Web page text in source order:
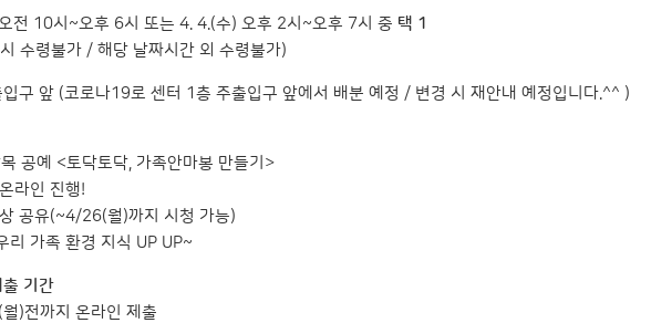
전 10시~오후 6시 또는 4. 4.(수) 오후 2시~오후 7시 중 택 1
불가 / 해당 날짜시간 외 수령불가)
구 앞 (코로나19로 센터 1층 주출입구 앞에서 배분 예정 / 변경 시 재안내 예정입니다.^^ )
공예 <토닥토닥, 가족안마봉 만들기>
라인 진행!
공유(~4/26(월)까지 시청 가능)
리 가족 환경 지식 UP UP~
기간
)전까지 온라인 제출